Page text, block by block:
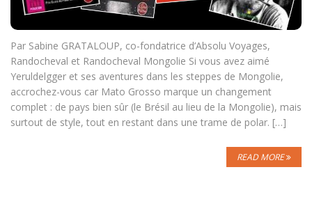
Par Sabine GRATALOUP, co-fondatrice d’Absolu Voyages,
Randocheval et Randocheval Mongolie Si vous avez aimé
Yeruldelgger et ses aventures dans les steppes de Mongolie,
accrochez-vous car Mato Grosso marque un changement
complet : de pays bien sûr (le Brésil au lieu de la Mongolie), mais
surtout de style, tout en restant dans une trame de polar. […]
READ MORE